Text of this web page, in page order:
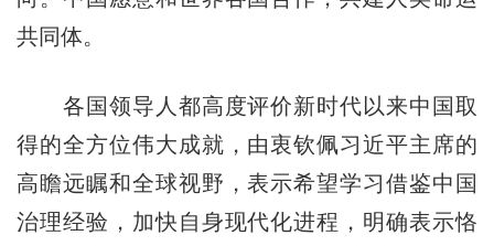
共同体。
各国领导人都高度评价新时代以来中国取
得的全方位伟大成就，由衷钦佩习近平主席的
高瞻远瞩和全球视野，表示希望学习借鉴中国
治理经验，加快自身现代化进程，明确表示恪